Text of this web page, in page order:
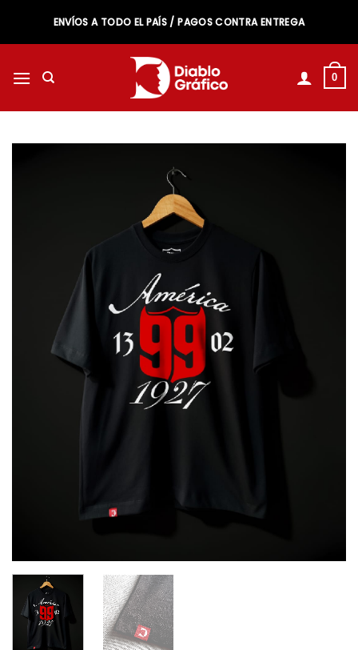
contenido
ENVÍOS A TODO EL PAÍS / PAGOS CONTRA ENTREGA
0